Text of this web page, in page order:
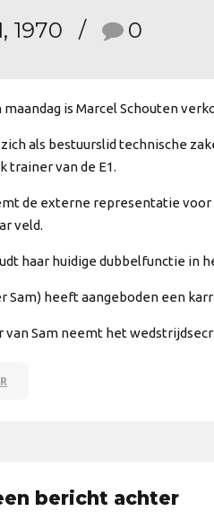
1970 0
is Marcel Schouten
als bestuurslid technische
trainer van de E1.
de externe representatie
veld.
haar huidige dubbelfunctie in
Sam) heeft aangeboden een
van Sam neemt het
bericht achter